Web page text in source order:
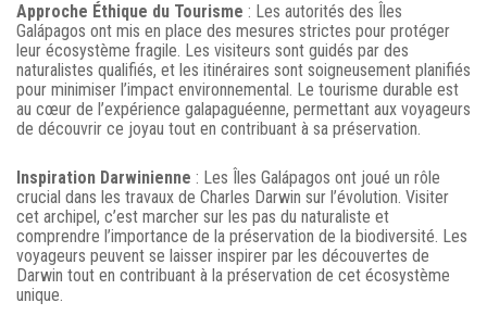
Approche Éthique du Tourisme : Les autorités des Îles
Galápagos ont mis en place des mesures strictes pour protéger
leur écosystème fragile. Les visiteurs sont guidés par des
naturalistes qualifiés, et les itinéraires sont soigneusement planifiés
pour minimiser l’impact environnemental. Le tourisme durable est
au cœur de l’expérience galapaguéenne, permettant aux voyageurs
de découvrir ce joyau tout en contribuant à sa préservation.
Inspiration Darwinienne : Les Îles Galápagos ont joué un rôle
crucial dans les travaux de Charles Darwin sur l’évolution. Visiter
cet archipel, c’est marcher sur les pas du naturaliste et
comprendre l’importance de la préservation de la biodiversité. Les
voyageurs peuvent se laisser inspirer par les découvertes de
Darwin tout en contribuant à la préservation de cet écosystème
unique.